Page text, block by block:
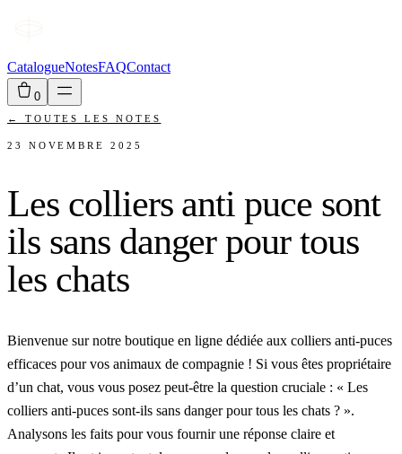
CatalogueNotesFAQContact
0
← TOUTES LES NOTES
23 NOVEMBRE 2025
Les colliers anti puce sont
ils sans danger pour tous
les chats
Bienvenue sur notre boutique en ligne dédiée aux colliers anti-puces
efficaces pour vos animaux de compagnie ! Si vous êtes propriétaire
d’un chat, vous vous posez peut-être la question cruciale : « Les
colliers anti-puces sont-ils sans danger pour tous les chats ? ».
Analysons les faits pour vous fournir une réponse claire et